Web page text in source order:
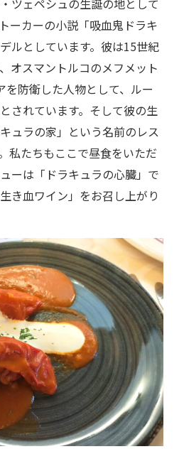
ツェペシュの生誕の地として
ーカーの小説「吸血鬼ドラキ
ルとしています。彼は15世紀
オスマントルコのメフメット
を防衛した人物として、ルー
されています。そして彼の生
ュラの家」という名前のレス
私たちもここで昼食をいただ
ーは「ドラキュラの心臓」で
き血ワイン」をお召し上がり